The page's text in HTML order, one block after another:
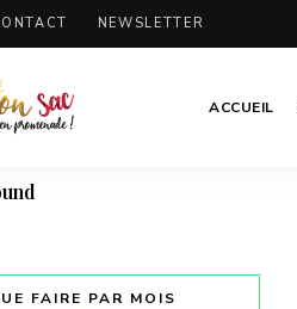
NEWSLETTER
ACCUEIL
CE MOIS-CI !
FAIRE PAR MOIS